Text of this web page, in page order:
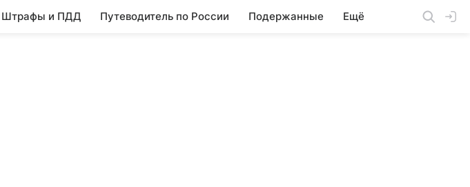
Штрафы и ПДД Путеводитель по России Подержанные Ещё